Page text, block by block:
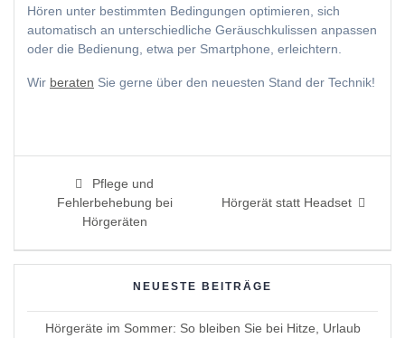
Hören unter bestimmten Bedingungen optimieren, sich
automatisch an unterschiedliche Geräuschkulissen anpassen
oder die Bedienung, etwa per Smartphone, erleichtern.
Wir beraten Sie gerne über den neuesten Stand der Technik!
Beitragsnavigation
Previous
post:
Pflege und
Fehlerbehebung bei
Hörgeräten
Next
Hörgerät statt Headset
NEUESTE BEITRÄGE
Hörgeräte im Sommer: So bleiben Sie bei Hitze, Urlaub